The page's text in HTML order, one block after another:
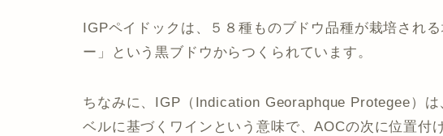
IGPペイドックは、５８種ものブドウ品種が栽培され
ー」という黒ブドウからつくられています。
ちなみに、IGP（Indication Georaphque Protegee）
ベルに基づくワインという意味で、AOCの次に位置付